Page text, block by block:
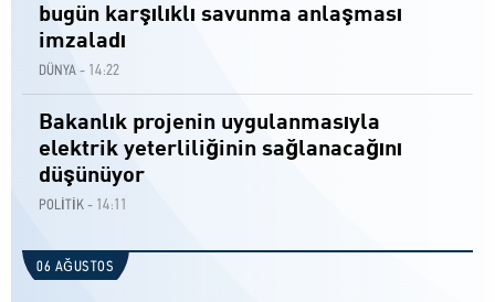
bugün karşılıklı savunma anlaşması
imzaladı
DÜNYA - 14:22
Bakanlık projenin uygulanmasıyla
elektrik yeterliliğinin sağlanacağını
düşünüyor
POLİTİK - 14:11
06 AĞUSTOS